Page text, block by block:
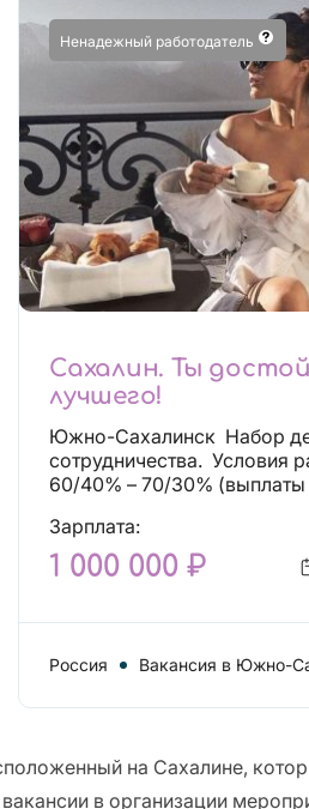
Ненадежный работодатель
Сахалин. Ты
лучшего!
Южно-Сахалинск ‎ Набор девушек для
сотрудничества. ‎ ‎Условия работы: ‎—
60/40% – 70/30%
Зарплата:
1 000 000 ₽
Россия Вакансия в Южно-
на Сахалине,
в организации